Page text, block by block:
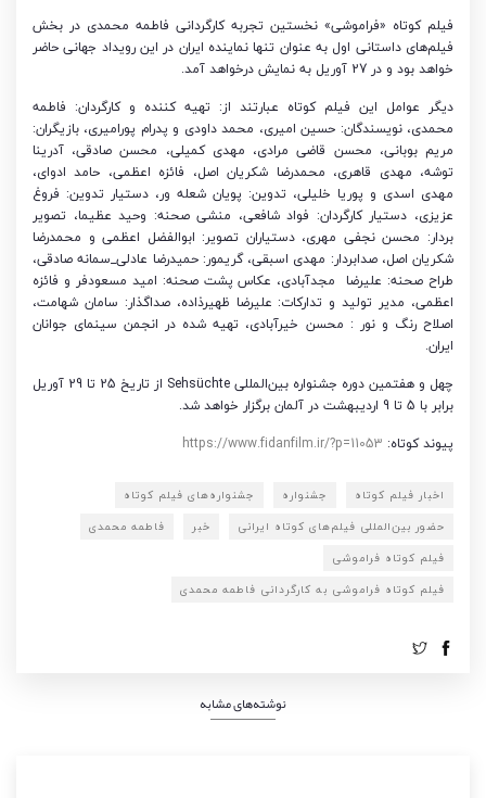
فیلم کوتاه «فراموشی» نخستین تجربه کارگردانی فاطمه محمدی در بخش
فیلم‌های داستانی اول به عنوان تنها نماینده ایران در این رویداد جهانی حاضر
خواهد بود و در 27 آوریل به نمایش درخواهد آمد.
دیگر عوامل این فیلم کوتاه عبارتند از: تهیه کننده و کارگردان: فاطمه
محمدی، نویسندگان: حسین امیری، محمد داودی و پدرام پورامیری، بازیگران:
مریم بوبانی، محسن قاضی مرادی، مهدی کمیلی، محسن صادقی، آدرینا
توشه، مهدی قاهری، محمدرضا شکریان اصل، فائزه اعظمی، حامد ادوای،
مهدی اسدی و پوریا خلیلی، تدوین: پویان شعله ور، دستیار تدوین: فروغ
عزیزی، دستیار کارگردان: فواد شافعی، منشی صحنه: وحید عظیما، تصویر
بردار: محسن نجفی مهری، دستیاران تصویر: ابوالفضل اعظمی و محمدرضا
شکریان اصل، صدابردار: مهدی اسبقی، گریمور: حمیدرضا عادلی_سمانه صادقی،
طراح صحنه: علیرضا مجدآبادی، عکاس پشت صحنه: امید مسعودفر و فائزه
اعظمی، مدیر تولید و تدارکات: علیرضا ظهیرذاده، صداگذار: سامان شهامت،
اصلاح رنگ و نور : محسن خیرآبادی، تهیه شده در انجمن سینمای جوانان
ایران.
چهل و هفتمین دوره جشنواره بین‌المللیSehsüchte
از تاریخ 25 تا 29 آوریل
برابر با 5 تا 9 اردیبهشت در آلمان برگزار خواهد شد.
پیوند کوتاه: https://www.fidanfilm.ir/?p=11053
اخبار فیلم کوتاه جشنواره
جشنواره‌های فیلم کوتاه
حضور بین‌المللی فیلم‌های کوتاه ایرانی
خبر
فاطمه محمدی
فیلم کوتاه فراموشی
فیلم کوتاه فراموشی به کارگردانی فاطمه محمدی
نوشته‌های مشابه